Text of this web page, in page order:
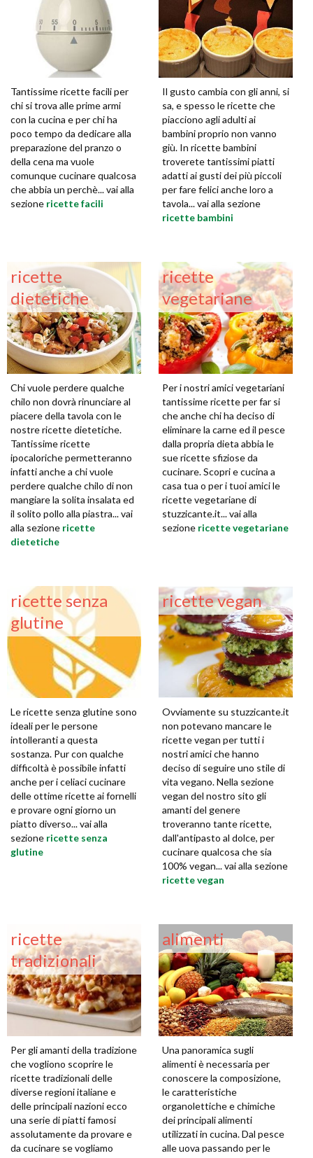
Tantissime ricette facili per
chi si trova alle prime armi
con la cucina e per chi ha
poco tempo da dedicare alla
preparazione del pranzo o
della cena ma vuole
comunque cucinare qualcosa
che abbia un perchè... vai alla
sezione ricette facili
Il gusto cambia con gli anni, si
sa, e spesso le ricette che
piacciono agli adulti ai
bambini proprio non vanno
giù. In ricette bambini
troverete tantissimi piatti
adatti ai gusti dei più piccoli
per fare felici anche loro a
tavola... vai alla sezione
ricette bambini
ricette
dietetiche
Chi vuole perdere qualche
chilo non dovrà rinunciare al
piacere della tavola con le
nostre ricette dietetiche.
Tantissime ricette
ipocaloriche permetteranno
infatti anche a chi vuole
perdere qualche chilo di non
mangiare la solita insalata ed
il solito pollo alla piastra... vai
alla sezione ricette
dietetiche
ricette
vegetariane
Per i nostri amici vegetariani
tantissime ricette per far si
che anche chi ha deciso di
eliminare la carne ed il pesce
dalla propria dieta abbia le
sue ricette sfiziose da
cucinare. Scopri e cucina a
casa tua o per i tuoi amici le
ricette vegetariane di
stuzzicante.it... vai alla
sezione ricette vegetariane
ricette senza
glutine
Le ricette senza glutine sono
ideali per le persone
intolleranti a questa
sostanza. Pur con qualche
difficoltà è possibile infatti
anche per i celiaci cucinare
delle ottime ricette ai fornelli
e provare ogni giorno un
piatto diverso... vai alla
sezione ricette senza
glutine
ricette vegan
Ovviamente su stuzzicante.it
non potevano mancare le
ricette vegan per tutti i
nostri amici che hanno
deciso di seguire uno stile di
vita vegano. Nella sezione
vegan del nostro sito gli
amanti del genere
troveranno tante ricette,
dall'antipasto al dolce, per
cucinare qualcosa che sia
100% vegan... vai alla sezione
ricette vegan
ricette
tradizionali
Per gli amanti della tradizione
che vogliono scoprire le
ricette tradizionali delle
diverse regioni italiane e
delle principali nazioni ecco
una serie di piatti famosi
assolutamente da provare e
da cucinare se vogliamo
alimenti
Una panoramica sugli
alimenti è necessaria per
conoscere la composizione,
le caratteristiche
organolettiche e chimiche
dei principali alimenti
utilizzati in cucina. Dal pesce
alle uova passando per le